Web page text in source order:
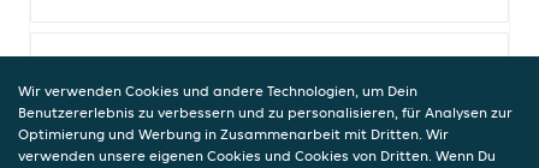
Gebratene Nudeln Krabben
mit Krabben, Ei, Karotten, Zwiebeln,
Porree und Sojabohnen
Wir verwenden Cookies und andere Technologien, um Dein
Benutzererlebnis zu verbessern und zu personalisieren, für Analysen zur
Optimierung und Werbung in Zusammenarbeit mit Dritten. Wir
verwenden unsere eigenen Cookies und Cookies von Dritten. Wenn Du